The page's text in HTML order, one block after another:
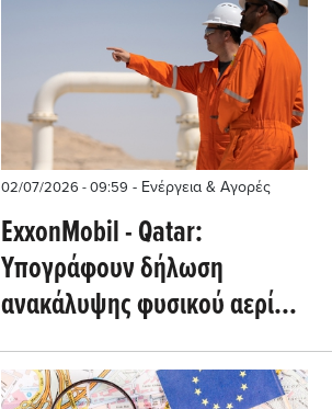
02/07/2026 - 09:59 - Ενέργεια & Αγορές
ExxonMobil - Qatar:
Υπογράφουν δήλωση
ανακάλυψης φυσικού αερίου
στην Κύπρο - Tι αναφέρει το
Offshore